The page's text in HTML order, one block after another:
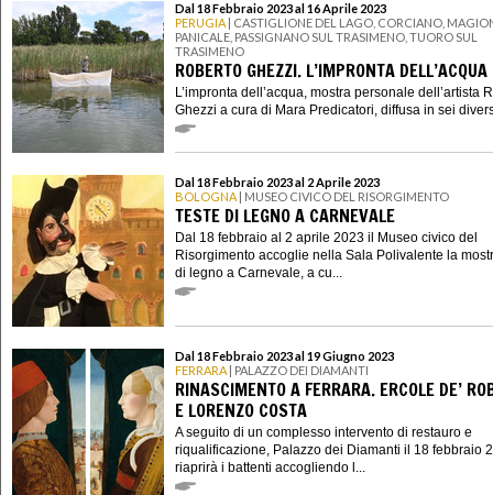
Dal 18 Febbraio 2023 al 16 Aprile 2023
PERUGIA | CASTIGLIONE DEL LAGO, CORCIANO,
PANICALE, PASSIGNANO SUL TRASIMENO, TUORO SUL
TRASIMENO
ROBERTO GHEZZI. L’IMPRONTA DELL’ACQUA
L’impronta dell’acqua, mostra personale dell’artista
Ghezzi a cura di Mara Predicatori, diffusa in sei
Dal 18 Febbraio 2023 al 2 Aprile 2023
BOLOGNA | MUSEO CIVICO DEL RISORGIMENTO
TESTE DI LEGNO A CARNEVALE
Dal 18 febbraio al 2 aprile 2023 il Museo civico del
Risorgimento accoglie nella Sala Polivalente la
di legno a Carnevale, a cu...
Dal 18 Febbraio 2023 al 19 Giugno 2023
FERRARA | PALAZZO DEI DIAMANTI
RINASCIMENTO A FERRARA. ERCOLE DE’
E LORENZO COSTA
A seguito di un complesso intervento di restauro e
riqualificazione, Palazzo dei Diamanti il 18 febbraio
riaprirà i battenti accogliendo l...